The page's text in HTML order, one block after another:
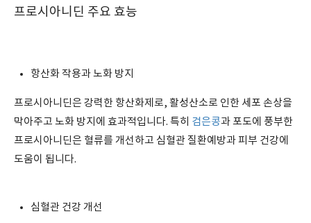
프로시아니딘 주요 효능
항산화 작용과 노화 방지
프로시아니딘은 강력한 항산화제로, 활성산소로 인한 세포 손상을
막아주고 노화 방지에 효과적입니다. 특히 검은콩과 포도에 풍부한
프로시아니딘은 혈류를 개선하고 심혈관 질환예방과 피부 건강에
도움이 됩니다.
심혈관 건강 개선